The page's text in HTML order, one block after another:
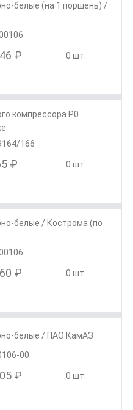
белые (на 1 поршень) /
₽ 0 шт.
компрессора Р0
166
₽ 0 шт.
белые / Кострома (по
₽ 0 шт.
белые / ПАО КамАЗ
00
₽ 0 шт.